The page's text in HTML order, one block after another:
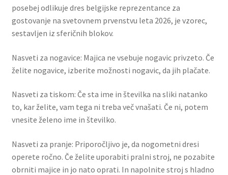
posebej odlikuje dres belgijske reprezentance za
gostovanje na svetovnem prvenstvu leta 2026, je vzorec,
sestavljen iz sferičnih blokov.
Nasveti za nogavice: Majica ne vsebuje nogavic privzeto. Če
želite nogavice, izberite možnosti nogavic, da jih plačate.
Nasveti za tiskom: Če sta ime in številka na sliki natanko
to, kar želite, vam tega ni treba več vnašati. Če ni, potem
vnesite želeno ime in številko.
Nasveti za pranje: Priporočljivo je, da nogometni dresi
operete ročno. Če želite uporabiti pralni stroj, ne pozabite
obrniti majice in jo nato oprati. In napolnite stroj s hladno